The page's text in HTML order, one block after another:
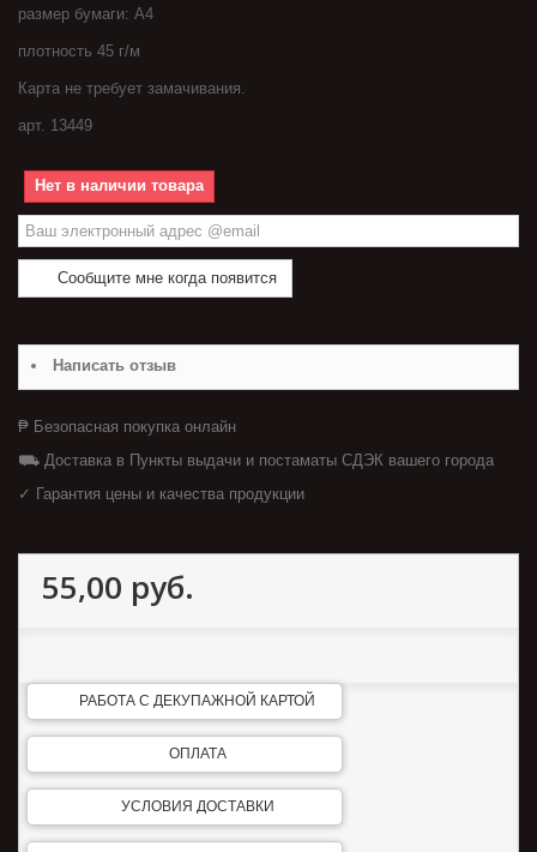
размер бумаги: А4
плотность 45 г/м
Карта не требует замачивания.
арт. 13449
Нет в наличии товара
Сообщите мне когда появится
Написать отзыв
₱ Безопасная покупка онлайн
⛟ Доставка в Пункты выдачи и постаматы СДЭК вашего города
✓ Гарантия цены и качества продукции
55,00 руб.
РАБОТА С ДЕКУПАЖНОЙ КАРТОЙ
ОПЛАТА
УСЛОВИЯ ДОСТАВКИ